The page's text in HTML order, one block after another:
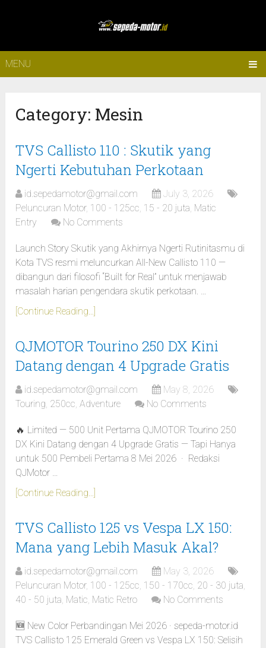
MENU
Category: Mesin
TVS Callisto 110 : Skutik yang
Ngerti Kebutuhan Perkotaan
id.sepedamotor@gmail.com
July 3, 2026
Peluncuran Motor, 100 - 125cc, 15 - 20 juta, Matic
Entry
No Comments
Launch Story Skutik yang Akhirnya Ngerti Rutinitasmu di
Kota TVS resmi meluncurkan All-New Callisto 110 —
dibangun dari filosofi “Built for Real” untuk menjawab
masalah harian pengendara skutik perkotaan. …
[Continue Reading...]
QJMOTOR Tourino 250 DX Kini
Datang dengan 4 Upgrade Gratis
id.sepedamotor@gmail.com
May 8, 2026
Touring, 250cc,Adventure No Comments
🔥 Limited — 500 Unit Pertama QJMOTOR Tourino 250
DX Kini Datang dengan 4 Upgrade Gratis — Tapi Hanya
untuk 500 Pembeli Pertama 8 Mei 2026 · Redaksi
QJMotor …
[Continue Reading...]
TVS Callisto 125 vs Vespa LX 150:
Mana yang Lebih Masuk Akal?
id.sepedamotor@gmail.com
May 3, 2026
Peluncuran Motor, 100 - 125cc, 150 - 170cc, 20 - 30 juta,
40 - 50 juta, Matic, Matic Retro No Comments
🆕 New Color Perbandingan Mei 2026 · sepeda-motor.id
TVS Callisto 125 Emerald Green vs Vespa LX 150: Selisih